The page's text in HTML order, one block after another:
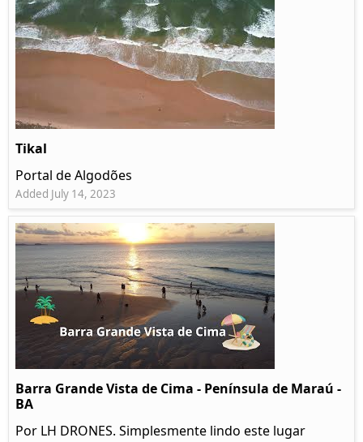
Tikal
Portal de Algodões
Added July 14, 2023
Barra Grande Vista de Cima - Península de Maraú -
BA
Por LH DRONES. Simplesmente lindo este lugar